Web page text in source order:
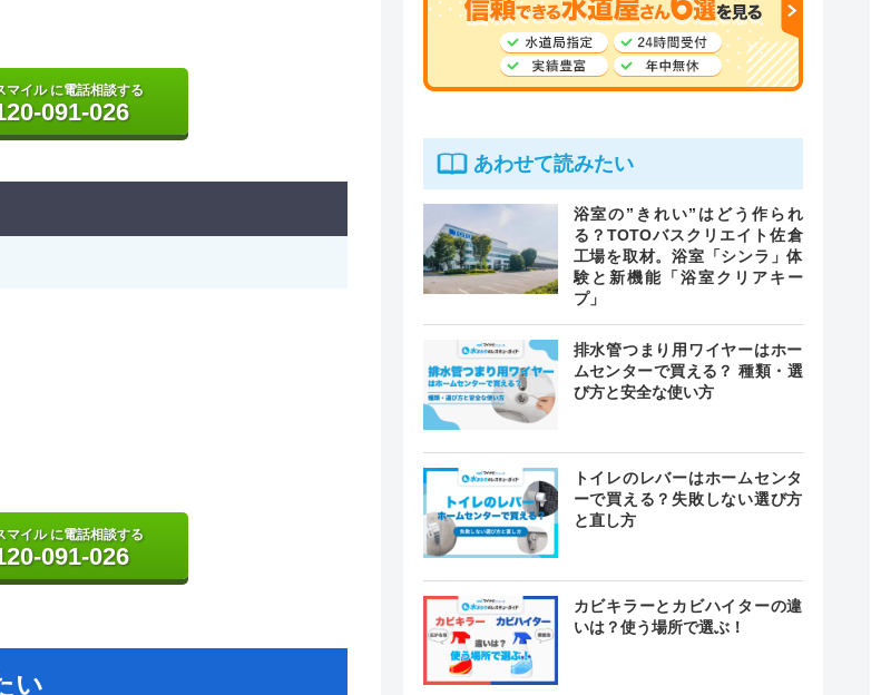
マイル に電話相談する
091-026
マイル に電話相談する
091-026
い
あわせて読みたい
浴室の”きれい”はどう作られ
る？TOTOバスクリエイト佐倉
工場を取材。浴室「シンラ」体
験と新機能「浴室クリアキー
プ」
排水管つまり用ワイヤーはホー
ムセンターで買える？ 種類・選
び方と安全な使い方
トイレのレバーはホームセンタ
ーで買える？失敗しない選び方
と直し方
カビキラーとカビハイターの違
いは？使う場所で選ぶ！